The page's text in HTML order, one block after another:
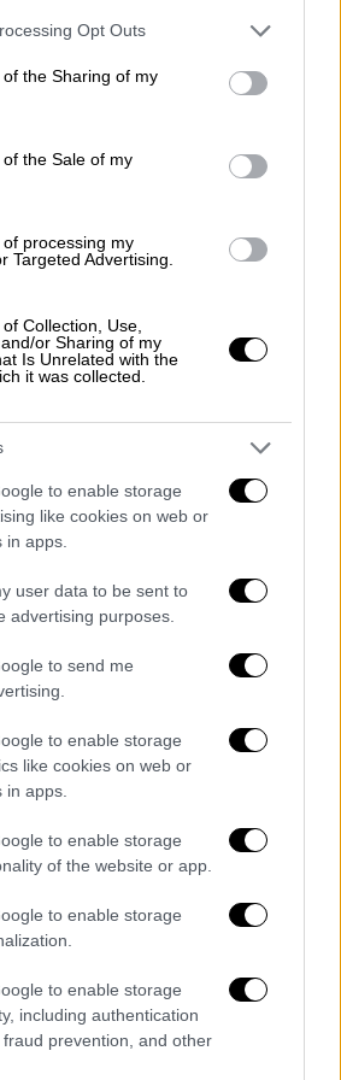
app uses one or more Google
or usage behaviour. You may click to
to Google and its third-party tags to
specified purposes in below Google
Opt Outs
the Sharing of my
the Sale of my
processing my
Targeted Advertising.
Collection, Use,
or Sharing of my
Is Unrelated with the
it was collected.
to enable storage
like cookies on web or
apps.
user data to be sent to
advertising purposes.
to send me
to enable storage
like cookies on web or
apps.
to enable storage
of the website or app.
to enable storage
to enable storage
including authentication
prevention, and other
το
και έρωτα
κάνουμε ένα event με
το δίπολο
δύο πολύ βασικές
και ψυχικής
η Κλαίρη για το «Τι
λένε αγάπη», τη νέα τους
του Αγίου Βαλεντίνου
επέμβαση,
μουσική και
θα έχει το πραγματικό
που ξεκινάει με wine
με… όχι, όχι δεν θα
Η απάντηση στο χώρο του
του ολοκαίνουριου hotspot
events (τόσο
έχει ούτε ταμπέλα). «Ο
απρόβλεπτος και
- όπως οι γεύσεις, όπως
πώς διαβάζουμε και τι
από μια ιστορία»
η πρόσκληση για «ένα
ταξίδι, όπου μια
σειρά πιάτων,
θα μπλεχτούν με